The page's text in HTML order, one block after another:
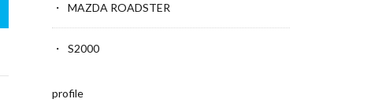
MAZDA ROADSTER
S2000
profile